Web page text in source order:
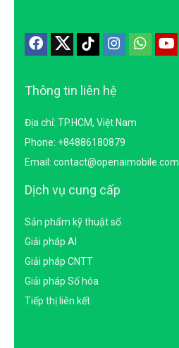
Thông tin liên hệ
Địa chỉ: TP.HCM, Việt Nam
Phone: +84886180879
Email: contact@openaimobile.com
Dịch vụ cung cấp
Sản phẩm kỹ thuật số
Giải pháp AI
Giải pháp CNTT
Giải pháp Số hóa
Tiếp thị liên kết